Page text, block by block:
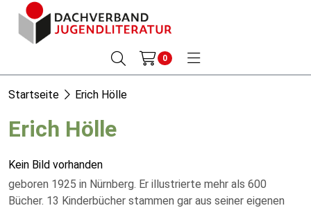
0
Startseite Erich Hölle
Erich Hölle
Kein Bild vorhanden
geboren 1925 in Nürnberg. Er illustrierte mehr als 600
Bücher. 13 Kinderbücher stammen gar aus seiner eigenen